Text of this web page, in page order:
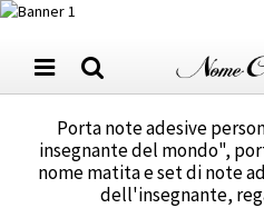
Porta note adesive
insegnante del mondo",
nome matita e set di note
dell'insegnante,